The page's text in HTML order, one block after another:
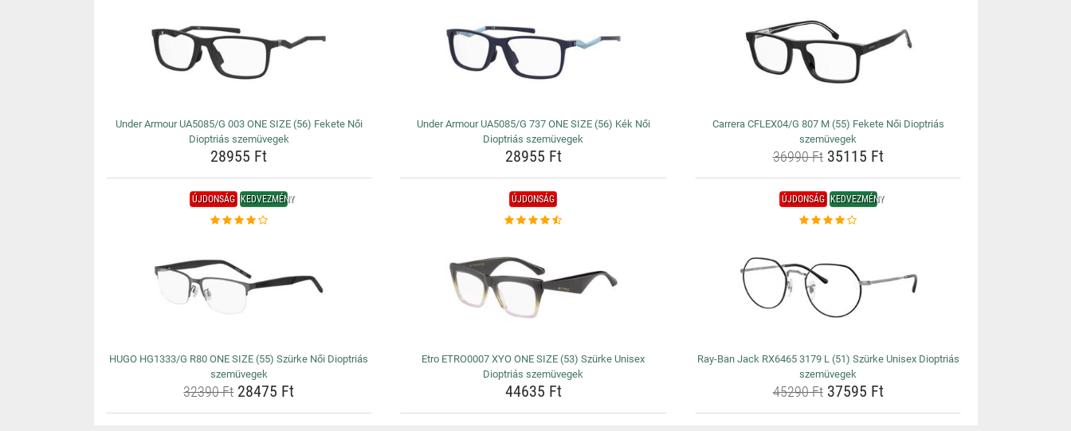
Under Armour UA5085/G 003 ONE SIZE (56) Fekete Női
Dioptriás szemüvegek
28955 Ft
Under Armour UA5085/G 737 ONE SIZE (56) Kék Női
Dioptriás szemüvegek
28955 Ft
Carrera CFLEX04/G 807 M (55) Fekete Női Dioptriás
szemüvegek
36990 Ft35115 Ft
ÚJDONSÁG KEDVEZMÉNY
HUGO HG1333/G R80 ONE SIZE (55) Szürke Női Dioptriás
szemüvegek
32390 Ft28475 Ft
ÚJDONSÁG
Etro ETRO0007 XYO ONE SIZE (53) Szürke Unisex
Dioptriás szemüvegek
44635 Ft
ÚJDONSÁG KEDVEZMÉNY
Ray-Ban Jack RX6465 3179 L (51) Szürke Unisex Dioptriás
szemüvegek
45290 Ft37595 Ft